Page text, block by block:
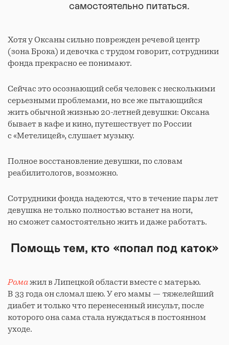
самостоятельно питаться.
Хотя у Оксаны сильно поврежден речевой центр
(зона Брока) и девочка с трудом говорит, сотрудники
фонда прекрасно ее понимают.
Сейчас это осознающий себя человек с несколькими
серьезными проблемами, но все же пытающийся
жить обычной жизнью 20-летней девушки: Оксана
бывает в кафе и кино, путешествует по России
с «Метелицей», слушает музыку.
Полное восстановление девушки, по словам
реабилитологов, возможно.
Сотрудники фонда надеются, что в течение пары лет
девушка не только полностью встанет на ноги,
но сможет самостоятельно жить и даже работать.
Помощь тем, кто «попал под каток»
Ромажил в Липецкой области вместе с матерью.
В 33 года он сломал шею. У его мамы — тяжелейший
диабет и только что перенесенный инсульт, после
которого она сама стала нуждаться в постоянном
уходе.